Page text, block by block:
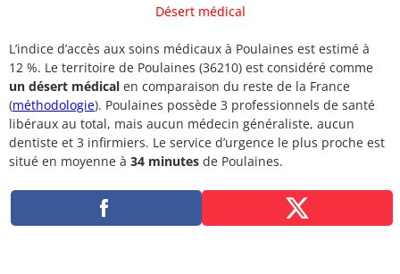
Désert médical
L’indice d’accès aux soins médicaux à Poulaines est estimé à
12 %. Le territoire de Poulaines (36210) est considéré comme
un désert médical en comparaison du reste de la France
(méthodologie). Poulaines possède 3 professionnels de santé
libéraux au total, mais aucun médecin généraliste, aucun
dentiste et 3 infirmiers. Le service d’urgence le plus proche est
situé en moyenne à 34 minutes de Poulaines.